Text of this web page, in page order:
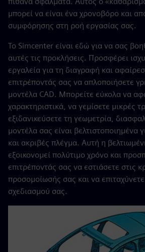
μπορεί να είναι ένα χρονοβόρο και
συμφόρησης στη ροή εργασίας σας.
Το Simcenter είναι εδώ για να σας
αυτές τις προκλήσεις. Προσφέρει
εργαλεία για τη διαγραφή και
επιτρέποντάς σας να απλοποιήσετε
μοντέλα CAD. Μπορείτε εύκολα να
χαρακτηριστικά, να γεμίσετε μικρές
εξιδανικεύσετε τη γεωμετρία,
μοντέλα σας είναι βελτιστοποιημένα
και ακριβές πλέγμα. Αυτή η
εξοικονομεί πολύτιμο χρόνο και
επιτρέποντάς σας να εστιάσετε στις
προσομοίωσής σας και να
σχεδιασμού σας.